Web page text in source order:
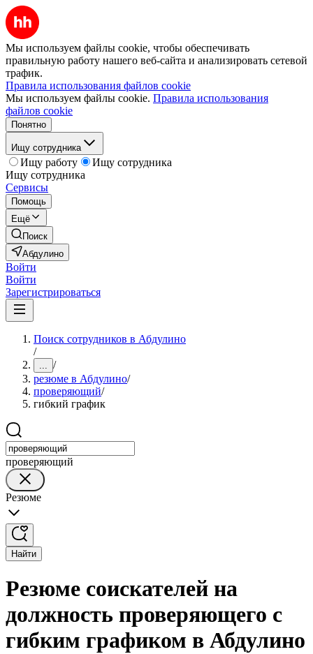
Мы используем файлы cookie, чтобы обеспечивать
правильную работу нашего веб-сайта и анализировать сетевой
трафик.
Правила использования файлов cookie
Мы используем файлы cookie. Правила использования
файлов cookie
Понятно
Ищу сотрудника
Ищу работу
Ищу сотрудника
Ищу сотрудника
Сервисы
Помощь
Ещё
Поиск
Абдулино
Войти
Войти
Зарегистрироваться
Поиск сотрудников в Абдулино
/
... /
резюме в Абдулино/
проверяющий/
гибкий график
проверяющий
Резюме
Найти
Резюме соискателей на
должность проверяющего с
гибким графиком в Абдулино